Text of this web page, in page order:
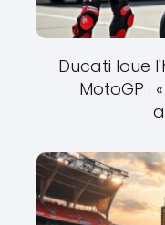
Ducati loue
MotoGP :